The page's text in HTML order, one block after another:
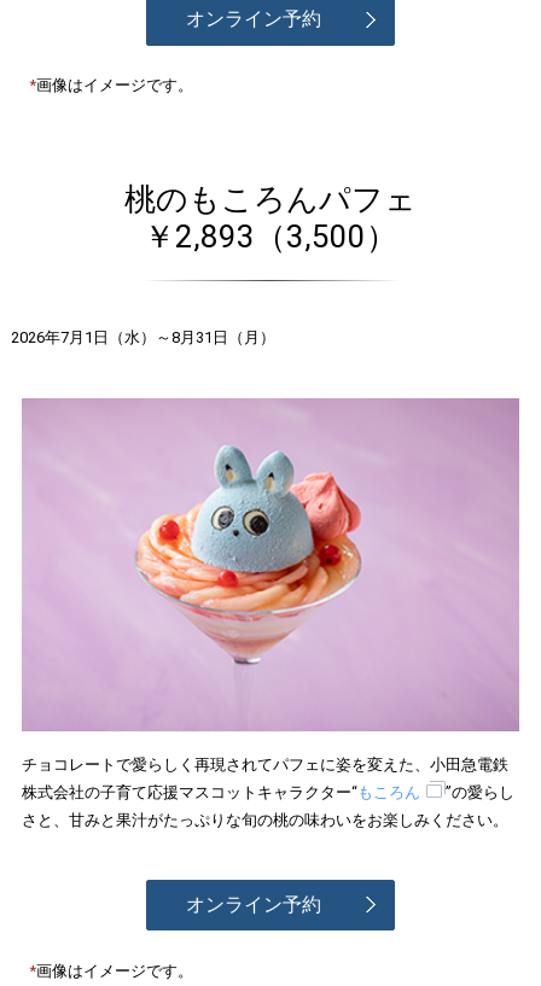
オンライン予約
画像はイメージです。
桃のもころんパフェ
￥2,893（3,500）
2026年7月1日（水）～8月31日（月）
チョコレートで愛らしく再現されてパフェに姿を変えた、小田急電鉄
株式会社の子育て応援マスコットキャラクター“もころん
”の愛らし
さと、甘みと果汁がたっぷりな旬の桃の味わいをお楽しみください。
オンライン予約
画像はイメージです。